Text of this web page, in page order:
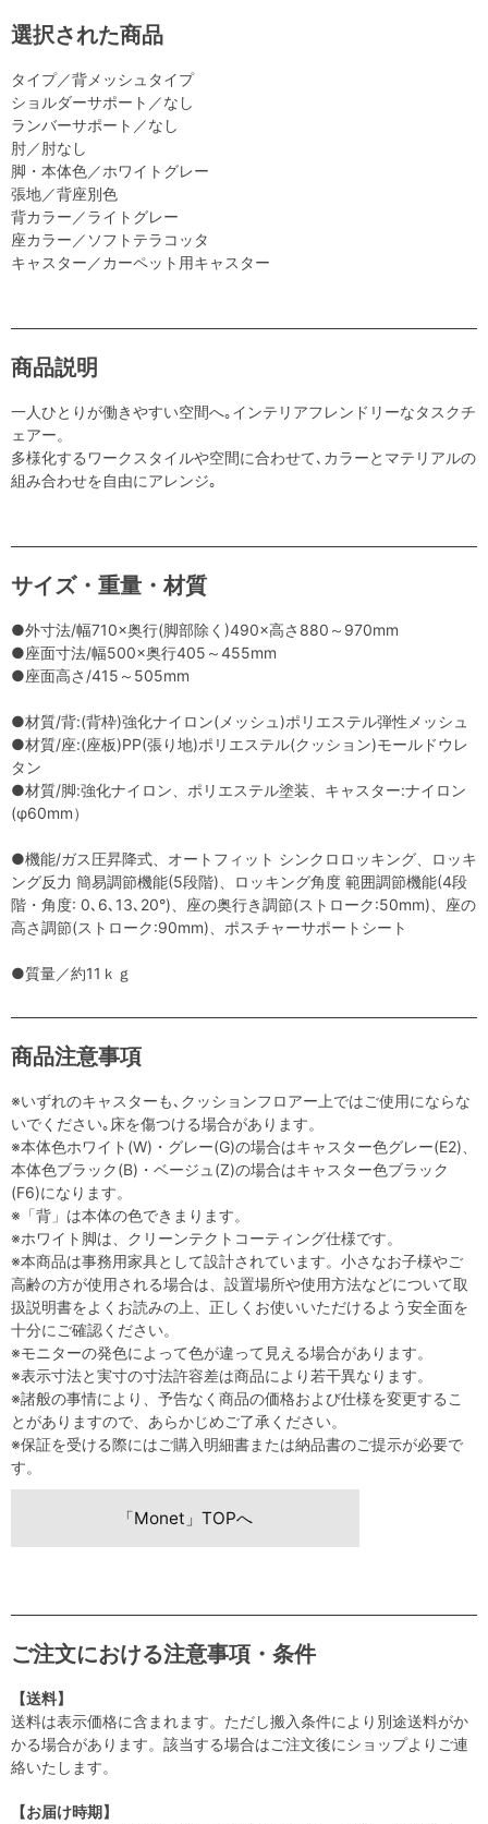
選択された商品
タイプ／背メッシュタイプ
ショルダーサポート／なし
ランバーサポート／なし
肘／肘なし
脚・本体色／ホワイトグレー
張地／背座別色
背カラー／ライトグレー
座カラー／ソフトテラコッタ
キャスター／カーペット用キャスター
商品説明
一人ひとりが働きやすい空間へ｡インテリアフレンドリーなタスクチ
ェアー。
多様化するワークスタイルや空間に合わせて､カラーとマテリアルの
組み合わせを自由にアレンジ｡
サイズ・重量・材質
●外寸法/幅710×奥行(脚部除く)490×高さ880～970mm
●座面寸法/幅500×奥行405～455mm
●座面高さ/415～505mm
●材質/背:(背枠)強化ナイロン(メッシュ)ポリエステル弾性メッシュ
●材質/座:(座板)PP(張り地)ポリエステル(クッション)モールドウレ
タン
●材質/脚:強化ナイロン、ポリエステル塗装、キャスター:ナイロン
(φ60mm）
●機能/ガス圧昇降式、オートフィット シンクロロッキング、ロッキ
ング反力 簡易調節機能(5段階)、ロッキング角度 範囲調節機能(4段
階・角度: 0､6､13､20°)、座の奥行き調節(ストローク:50mm)、座の
高さ調節(ストローク:90mm)、ポスチャーサポートシート
●質量／約11ｋｇ
商品注意事項
※いずれのキャスターも､クッションフロアー上ではご使用にならな
いでください｡床を傷つける場合があります。
※本体色ホワイト(W)・グレー(G)の場合はキャスター色グレー(E2)、
本体色ブラック(B)・ベージュ(Z)の場合はキャスター色ブラック
(F6)になります。
※「背」は本体の色できまります。
※ホワイト脚は、クリーンテクトコーティング仕様です。
※本商品は事務用家具として設計されています。小さなお子様やご
高齢の方が使用される場合は、設置場所や使用方法などについて取
扱説明書をよくお読みの上、正しくお使いいただけるよう安全面を
十分にご確認ください。
※モニターの発色によって色が違って見える場合があります。
※表示寸法と実寸の寸法許容差は商品により若干異なります。
※諸般の事情により、予告なく商品の価格および仕様を変更するこ
とがありますので、あらかじめご了承ください。
※保証を受ける際にはご購入明細書または納品書のご提示が必要で
す。
「Monet」TOPへ
ご注文における注意事項・条件
【送料】
送料は表示価格に含まれます。ただし搬入条件により別途送料がか
かる場合があります。該当する場合はご注文後にショップよりご連
絡いたします。
【お届け時期】